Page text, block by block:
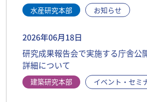
水産研究本部 お知らせ
2026年06月18日
研究成果報告会で実施する庁舎公
詳細について
建築研究本部 イベント・セミ